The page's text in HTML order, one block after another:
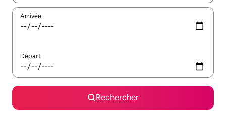
Arrivée
Départ
Rechercher